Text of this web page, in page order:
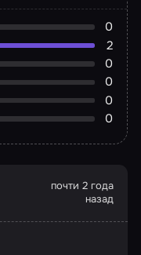
0
2
0
0
0
0
почти 2 года
назад